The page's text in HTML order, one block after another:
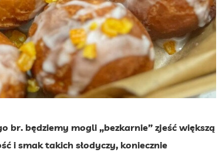
br. będziemy mogli „bezkarnie” zjeść większą
i smak takich słodyczy, koniecznie